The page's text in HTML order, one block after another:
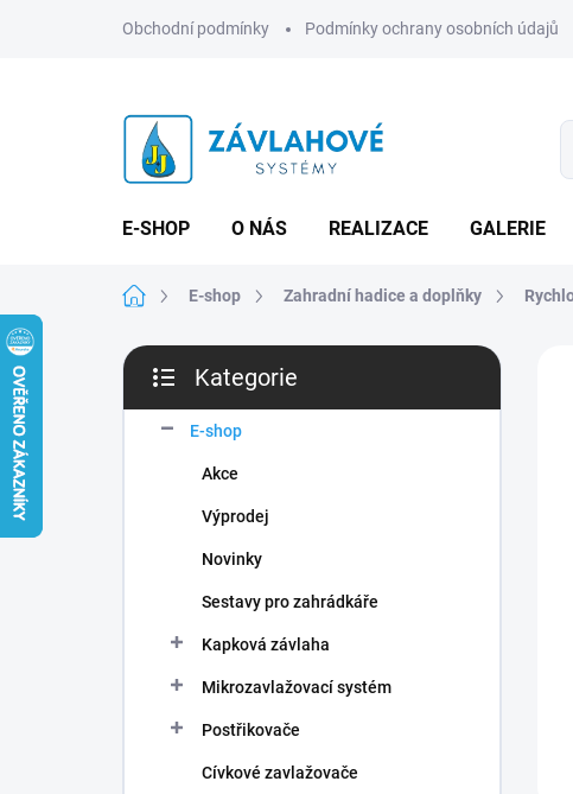
Obchodní podmínky Podmínky ochrany osobních údajů
E-SHOP O NÁS REALIZACE GALERIE
Domů E-shop Zahradní hadice a doplňky
P
s
kategorie
Kategorie
E-shop
Akce
Výprodej
Novinky
Sestavy pro zahrádkáře
Kapková závlaha
Mikrozavlažovací systém
Postřikovače
Cívkové zavlažovače